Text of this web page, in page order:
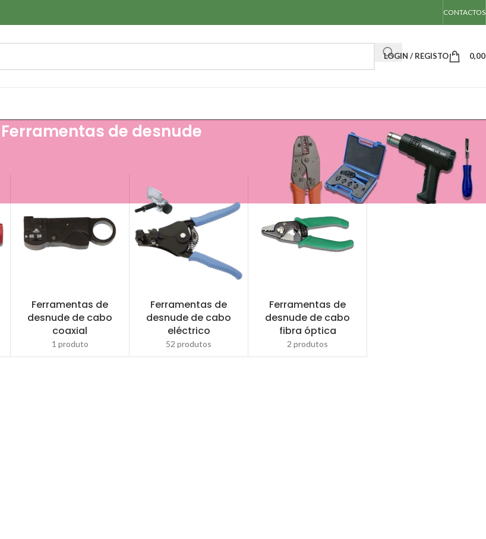
CONTACTOS
LOGIN / REGISTO
Ferramentas de desnude
Ferramentas de
desnude de cabo
coaxial
1 produto
Ferramentas de
desnude de cabo
eléctrico
52 produtos
Ferramentas de
desnude de cabo
fibra óptica
2 produtos